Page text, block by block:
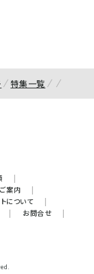
特集一覧
|
案内
|
について
|
| お問合せ
|